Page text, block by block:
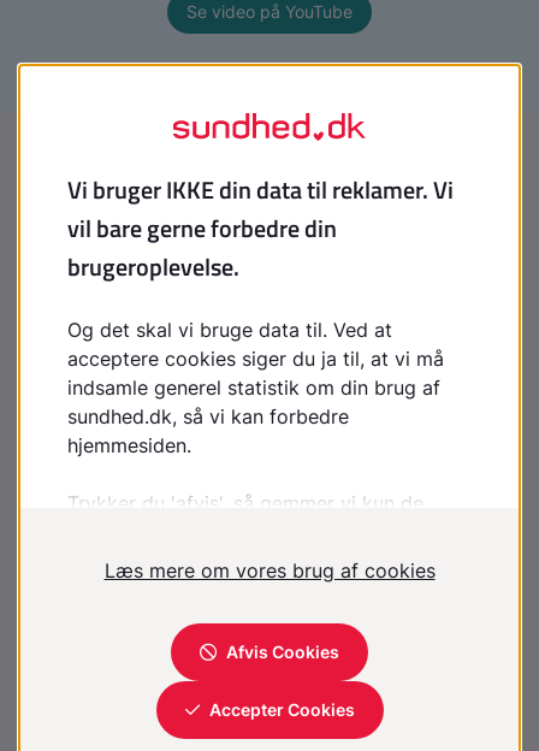
Se video på YouTube